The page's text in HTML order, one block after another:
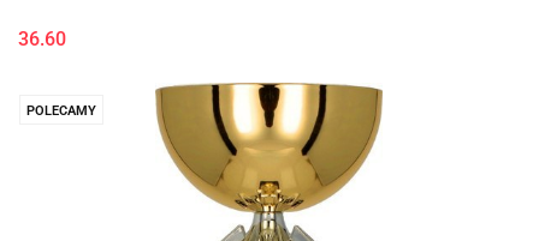
36.60
POLECAMY